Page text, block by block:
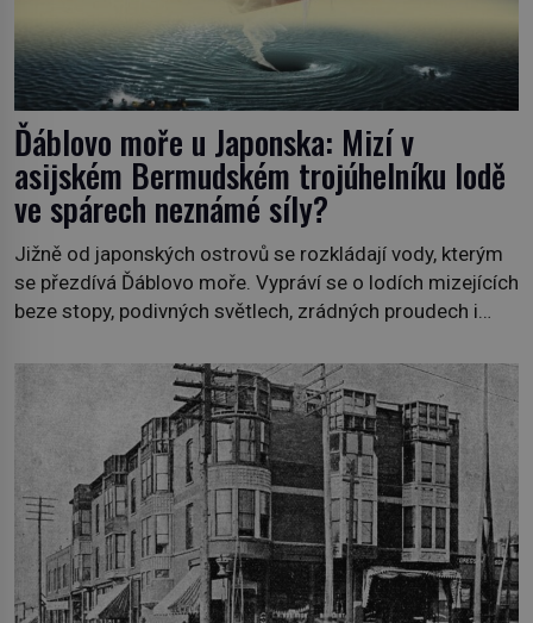
Ďáblovo moře u Japonska: Mizí v
asijském Bermudském trojúhelníku lodě
ve spárech neznámé síly?
Jižně od japonských ostrovů se rozkládají vody, kterým
se přezdívá Ďáblovo moře. Vypráví se o lodích mizejících
beze stopy, podivných světlech, zrádných proudech i
dávných legendách. Je tichomořský Dračí trojúhelník
skutečně prokletým místem, nebo se zde jen
nebezpečná příroda proměnila v jednu z
nejpůsobivějších námořních záhad? […]